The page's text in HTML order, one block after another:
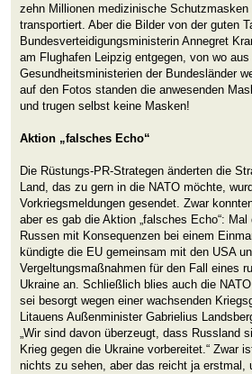
zehn Millionen medizinische
transportiert. Aber die Bilder von der guten
Bundesverteidigungsministerin Annegret
am Flughafen Leipzig entgegen, von wo
Gesundheitsministerien der Bundesländer
auf den Fotos standen die anwesenden
und trugen selbst keine Masken!
Aktion „falsches Echo“
Die Rüstungs-PR-Strategen änderten die
Land, das zu gern in die NATO möchte,
Vorkriegsmeldungen gesendet. Zwar
aber es gab die Aktion „falsches Echo“:
Russen mit Konsequenzen bei einem
kündigte die EU gemeinsam mit den USA
Vergeltungsmaßnahmen für den Fall eines
Ukraine an. Schließlich blies auch die
sei besorgt wegen einer wachsenden
Litauens Außenminister Gabrielius
„Wir sind davon überzeugt, dass Russland
Krieg gegen die Ukraine vorbereitet.“ Zwar
nichts zu sehen, aber das reicht ja erstmal,